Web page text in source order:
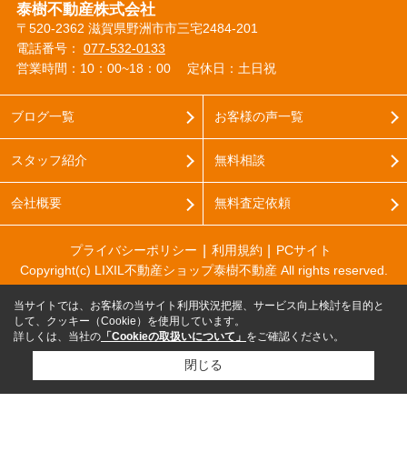
泰樹不動産株式会社
〒520-2362 滋賀県野洲市市三宅2484-201
電話番号： 077-532-0133
営業時間：10：00~18：00
定休日：土日祝
ブログ一覧
スタッフ紹介
会社概要
お客様の声一覧
無料相談
無料査定依頼
プライバシーポリシー 利用規約
PCサイト
Copyright(c) LIXIL不動産ショップ泰樹不動産 All rights reserved.
当サイトでは、お客様の当サイト利用状況把握、サービス向上検討を目的と
して、クッキー（Cookie）を使用しています。
詳しくは、当社の 「Cookieの取扱いについて」 をご確認ください。
閉じる